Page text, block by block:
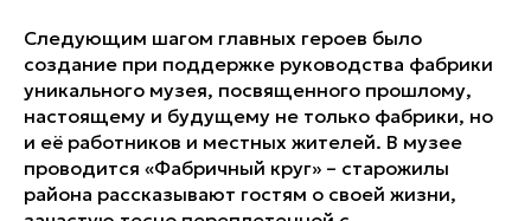
Следующим шагом главных героев было
создание при поддержке руководства фабрики
уникального музея, посвященного прошлому,
настоящему и будущему не только фабрики, но
и её работников и местных жителей. В музее
проводится «Фабричный круг» – старожилы
района рассказывают гостям о своей жизни,